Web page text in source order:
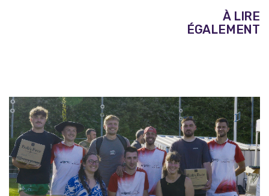
À LIRE
ÉGALEMENT